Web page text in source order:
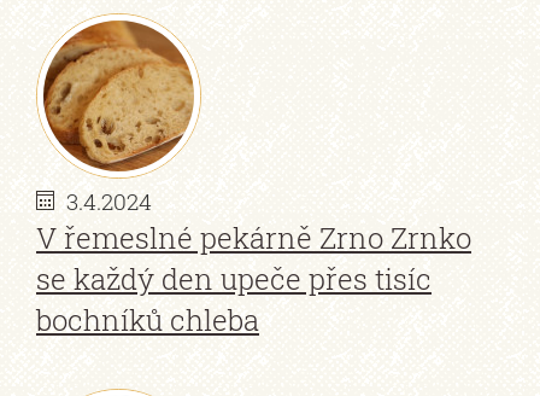
3.4.2024
V řemeslné pekárně Zrno Zrnko
se každý den upeče přes tisíc
bochníků chleba